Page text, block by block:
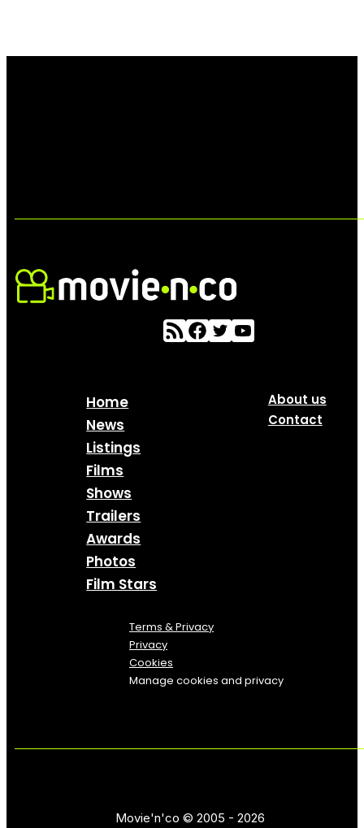
Home
News
Listings
Films
Shows
Trailers
Awards
Photos
Film Stars
About us
Contact
Terms & Privacy
Privacy
Cookies
Manage cookies and privacy
Movie'n'co © 2005 - 2026